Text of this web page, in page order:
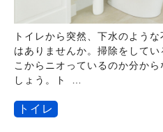
トイレから突然、下水のよう
はありませんか。掃除をして
こからニオっているのか分か
しょう。ト …
トイレ